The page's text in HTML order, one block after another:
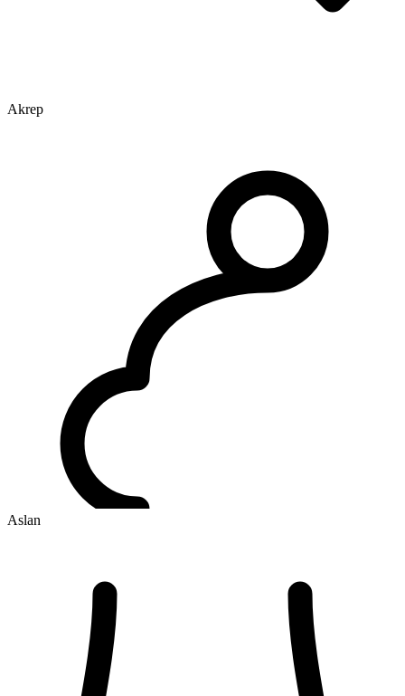
Akrep
Aslan